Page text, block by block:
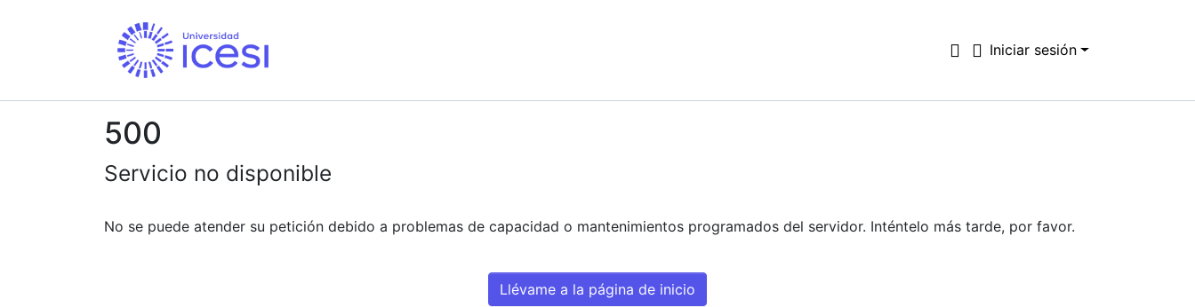
Iniciar sesión
500
Servicio no disponible
No se puede atender su petición debido a problemas de capacidad o mantenimientos programados del servidor. Inténtelo más tarde, por favor.
Llévame a la página de inicio